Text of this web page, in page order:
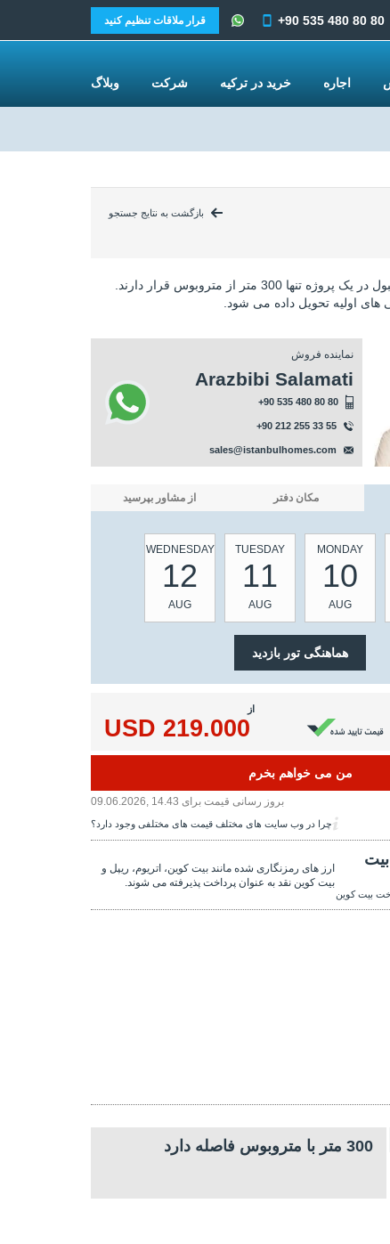
بازگشت به نتایج جستجو
دفاتر در اسنیورت استانبول در یک پروژه تنها 300 متر از متروبوس قرار دارند.
های اولیه تحویل داده می شود.
نماینده فروش
Arazbibi Salamati
+90 535 480 80 80
+90 212 255 33 55
sales@istanbulhomes.com
مکان دفتر از مشاور بپرسید
MONDAY
10
AUG
TUESDAY
11
AUG
WEDNESDAY
12
AUG
از
219.000 USD
من می خواهم بخرم
بروز رسانی قیمت برای 09.06.2026, 14.43
چرا در وب سایت های مختلف قیمت های مختلفی وجود دارد؟
بیت کوین
ارز های رمزنگاری شده مانند بیت کوین، اتریوم، ریپل و
بیت کوین نقد به عنوان پرداخت پذیرفته می شوند.
300 متر با متروبوس فاصله دارد
+90 535 480 80 80 قرار ملاقات تنظیم کنید
اجاره خرید در ترکیه شرکت وبلاگ